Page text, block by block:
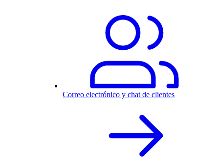
Correo electrónico y chat de clientes